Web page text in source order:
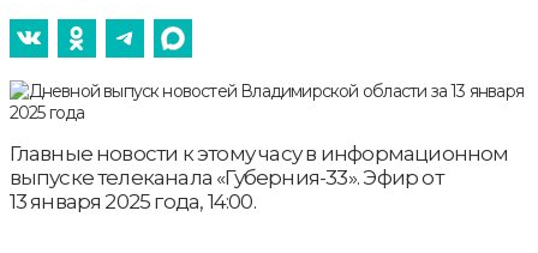
Главные новости к этому часу в информационном
выпуске телеканала «Губерния-33». Эфир от
13 января 2025 года, 14:00.